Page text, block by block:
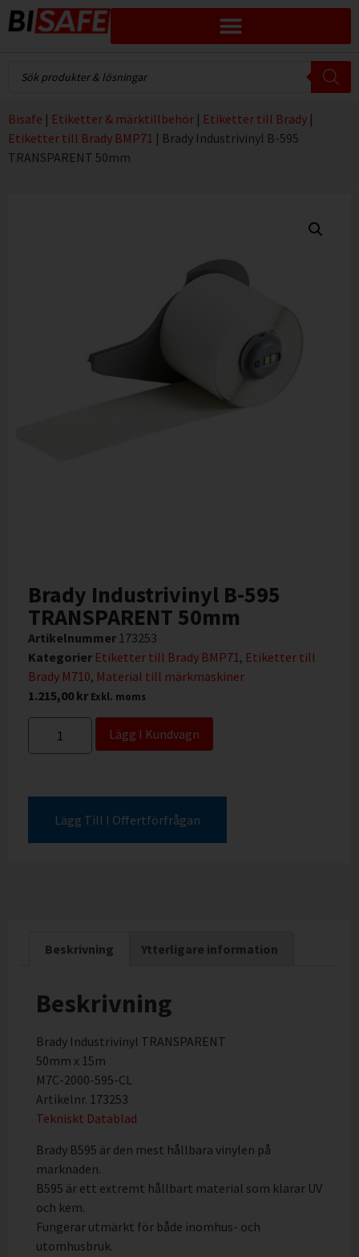
Bisafe | Etiketter & märktillbehör | Etiketter till Brady |
Etiketter till Brady BMP71 | Brady Industrivinyl B-595
TRANSPARENT 50mm
Brady Industrivinyl B-595
TRANSPARENT 50mm
Artikelnummer 173253
Kategorier Etiketter till Brady BMP71, Etiketter till
Brady M710, Material till märkmaskiner
1.215,00 kr Exkl. moms
Lägg I Kundvagn
Lägg Till I Offertförfrågan
Beskrivning Ytterligare information
Beskrivning
Brady Industrivinyl TRANSPARENT
50mm x 15m
M7C-2000-595-CL
Artikelnr. 173253
Tekniskt Datablad
Brady B595 är den mest hållbara vinylen på
marknaden.
B595 är ett extremt hållbart material som klarar UV
och kem.
Fungerar utmärkt för både inomhus- och
utomhusbruk.